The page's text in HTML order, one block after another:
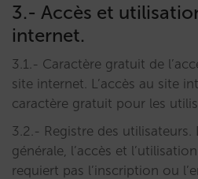
3.- Accès et
internet.
3.1.- Caractère gratuit de
site internet. L’accès au site
caractère gratuit pour les
3.2.- Registre des utilisateurs.
générale, l’accès et
requiert pas l’inscription ou